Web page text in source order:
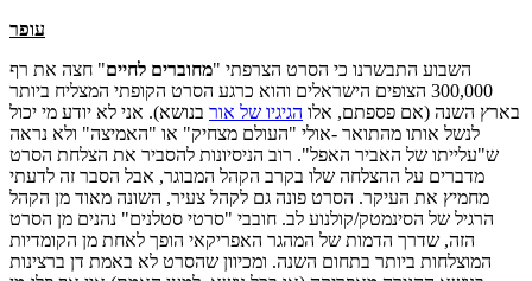
עופר
השבוע התבשרנו כי הסרט הצרפתי "מחוברים לחיים" חצה את רף
300,000 הצופים הישראלים והוא כרגע הסרט הקופתי המצליח ביותר
בארץ השנה (אם פספתם, אלו הגיגיו של אור בנושא). אני לא יודע מי יכול
לנשל אותו מהתואר -אולי "העולם מצחיק" או "האמיצה" ולא נראה
ש"עלייתו של האביר האפל". רוב הניסיונות להסביר את הצלחת הסרט
מדברים על ההצלחה שלו בקרב הקהל המבוגר, אבל הסבר זה לדעתי
מחמיץ את העיקר. הסרט פונה גם לקהל צעיר, השונה מאוד מן הקהל
הרגיל של הסינמטק/קולנוע לב. חובבי "סרטי סטלנים" נהנים מן הסרט
הזה, שדרך הדמות של המהגר האפריקאי הופך לאחת מן הקומדיות
המוצלחות ביותר בתחום השנה. ומכיוון שהסרט לא באמת דן ברצינות